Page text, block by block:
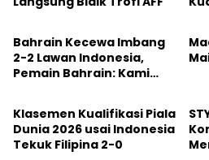
Sepakbola
Bahrain Kecewa Imbang
2-2 Lawan Indonesia,
Pemain Bahrain: Kami
Sepakbola
Klasemen Kualifikasi Piala
Dunia 2026 usai Indonesia
Tekuk Filipina 2-0